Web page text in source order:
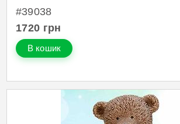
#39038
1720 грн
В кошик